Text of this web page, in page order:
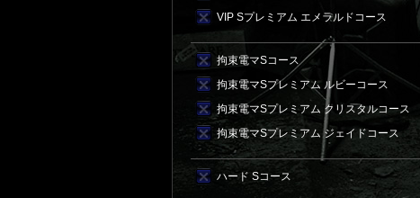
VIP Sプレミアム エメラルドコース
拘束電マSコース
拘束電マSプレミアム ルビーコース
拘束電マSプレミアム クリスタルコース
拘束電マSプレミアム ジェイドコース
ハード Sコース